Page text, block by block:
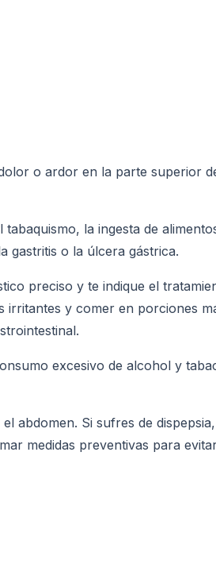
o ardor en la parte superior
la ingesta de
gastritis o la úlcera gástrica.
preciso y te indique el
y comer en porciones
excesivo de alcohol y
abdomen. Si sufres de
medidas preventivas para